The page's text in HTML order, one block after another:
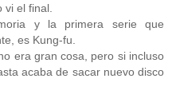
el final.
y la primera serie que
es Kung-fu.
era gran cosa, pero si incluso
acaba de sacar nuevo disco